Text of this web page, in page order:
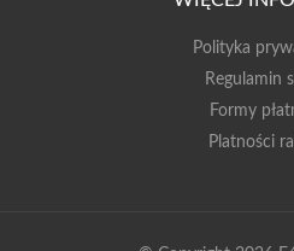
Polityka
Regulamin
Formy
Platności